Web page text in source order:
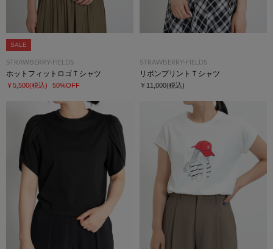
SALE
STRAWBERRY-FIELDS
ホットフィットロゴＴシャツ
￥5,500(税込) 50%OFF
STRAWBERRY-FIELDS
リボンプリントＴシャツ
￥11,000(税込)